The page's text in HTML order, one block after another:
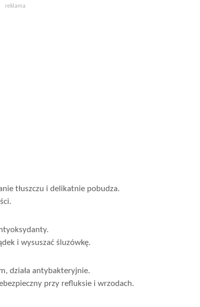
reklama
tłuszczu i delikatnie pobudza.
i wysuszać śluzówkę.
działa antybakteryjnie.
przy refluksie i wrzodach.